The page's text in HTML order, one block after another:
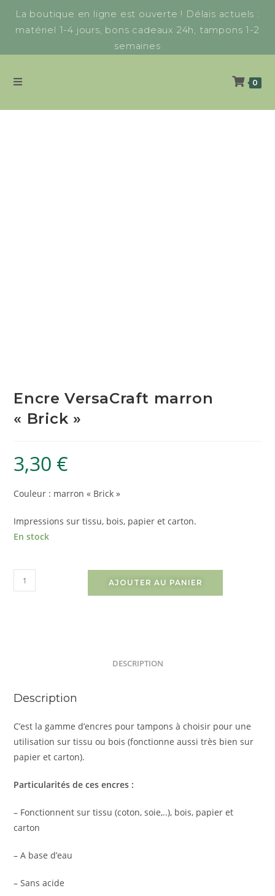
La boutique en ligne est ouverte ! Délais actuels :
matériel 1-4 jours, bons cadeaux 24h, tampons 1-2
semaines
0
Encre VersaCraft marron
« Brick »
3,30 €
Couleur : marron « Brick »
Impressions sur tissu, bois, papier et carton.
En stock
AJOUTER AU PANIER
DESCRIPTION
Description
C’est la gamme d’encres pour tampons à choisir pour une
utilisation sur tissu ou bois (fonctionne aussi très bien sur
papier et carton).
Particularités de ces encres :
– Fonctionnent sur tissu (coton, soie,..), bois, papier et
carton
– A base d’eau
– Sans acide